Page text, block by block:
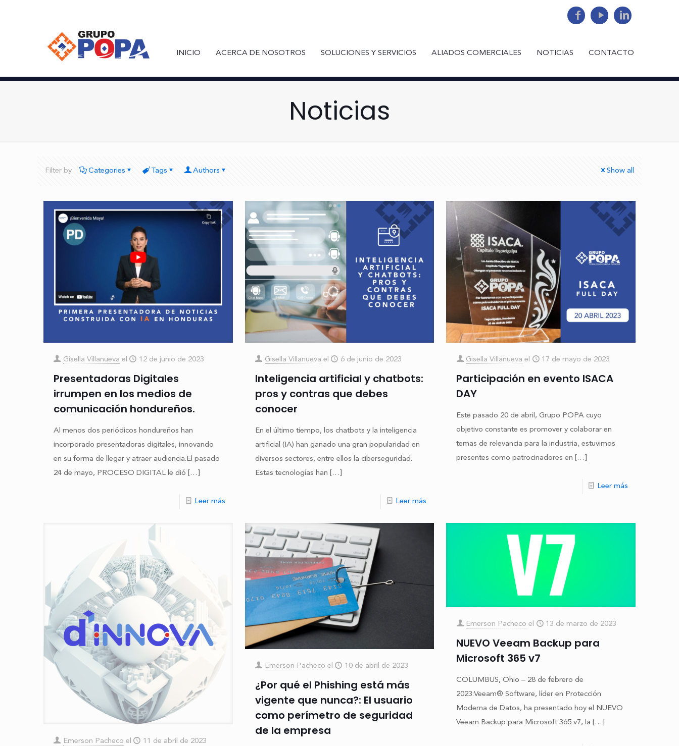
INICIO ACERCA DE NOSOTROS SOLUCIONES Y SERVICIOS ALIADOS COMERCIALES NOTICIAS CONTACTO
Noticias
Filter by Categories Tags Authors Show all
Gisella Villanueva el 12 de junio de 2023
Presentadoras Digitales
irrumpen en los medios de
comunicación hondureños.
Al menos dos periódicos hondureños han
incorporado presentadoras digitales, innovando
en su forma de llegar y atraer audiencia.El pasado
24 de mayo, PROCESO DIGITAL le dió […]
Leer más
Gisella Villanueva el 6 de junio de 2023
Inteligencia artificial y chatbots:
pros y contras que debes
conocer
En el último tiempo, los chatbots y la inteligencia
artificial (IA) han ganado una gran popularidad en
diversos sectores, entre ellos la ciberseguridad.
Estas tecnologías han […]
Leer más
Gisella Villanueva el 17 de mayo de 2023
Participación en evento ISACA
DAY
Este pasado 20 de abril, Grupo POPA cuyo
objetivo constante es promover y colaborar en
temas de relevancia para la industria, estuvimos
presentes como patrocinadores en […]
Leer más
Emerson Pacheco el 11 de abril de 2023
Emerson Pacheco el 10 de abril de 2023
¿Por qué el Phishing está más
vigente que nunca?: El usuario
como perímetro de seguridad
de la empresa
Emerson Pacheco el 13 de marzo de 2023
NUEVO Veeam Backup para
Microsoft 365 v7
COLUMBUS, Ohio – 28 de febrero de
2023:Veeam® Software, líder en Protección
Moderna de Datos, ha presentado hoy el NUEVO
Veeam Backup para Microsoft 365 v7, la […]